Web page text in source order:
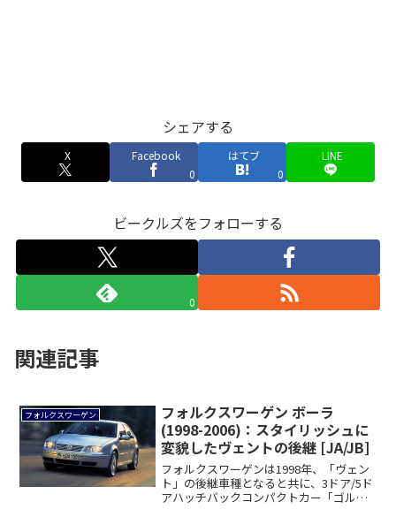
シェアする
X
Facebook
0
はてブ
0
LINE
ビークルズをフォローする
0
関連記事
フォルクスワーゲン
フォルクスワーゲン ボーラ
(1998-2006)：スタイリッシュに
変貌したヴェントの後継 [JA/JB]
フォルクスワーゲンは1998年、「ヴェン
ト」の後継車種となると共に、3ドア/5ド
アハッチバックコンパクトカー「ゴルフ